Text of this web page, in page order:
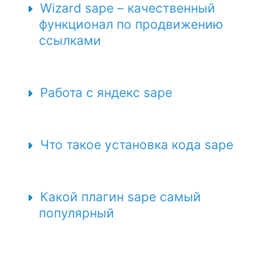
Wizard sape – качественный
функционал по продвижению
ссылками
Работа с яндекс sape
Что такое установка кода sape
Какой плагин sape самый
популярный